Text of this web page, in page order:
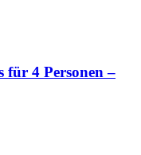
für 4 Personen –